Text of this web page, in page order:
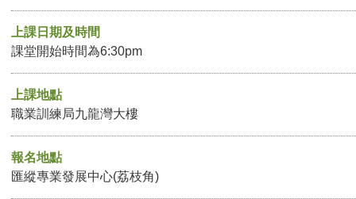
上課日期及時間
課堂開始時間為6:30pm
上課地點
職業訓練局九龍灣大樓
報名地點
匯縱專業發展中心(荔枝角)